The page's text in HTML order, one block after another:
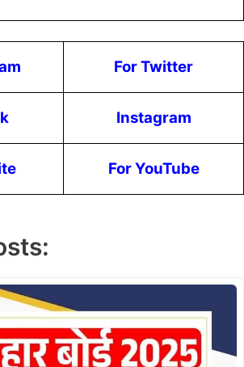
For Twitter
Instagram
For YouTube